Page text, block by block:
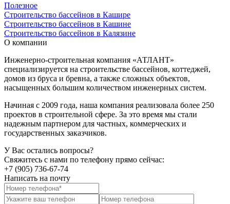
Полезное
Строительство бассейнов в Кашире
Строительство бассейнов в Кашине
Строительство бассейнов в Калязине
О компании
Инженерно-строительная компания «АТЛАНТ»
специализируется на строительстве бассейнов, коттеджей,
домов из бруса и бревна, а также сложных объектов,
насыщенных большим количеством инженерных систем.
Начиная с 2009 года, наша компания реализовала более 250
проектов в строительной сфере. За это время мы стали
надежным партнером для частных, коммерческих и
государственных заказчиков.
У Вас остались вопросы?
Свяжитесь с нами по телефону прямо сейчас:
+7 (905) 736-67-74
Написать на почту